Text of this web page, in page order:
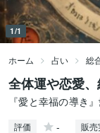
1/1
ホーム 占い 総
全体運や恋愛
『愛と幸福の導き
評価 - 販売